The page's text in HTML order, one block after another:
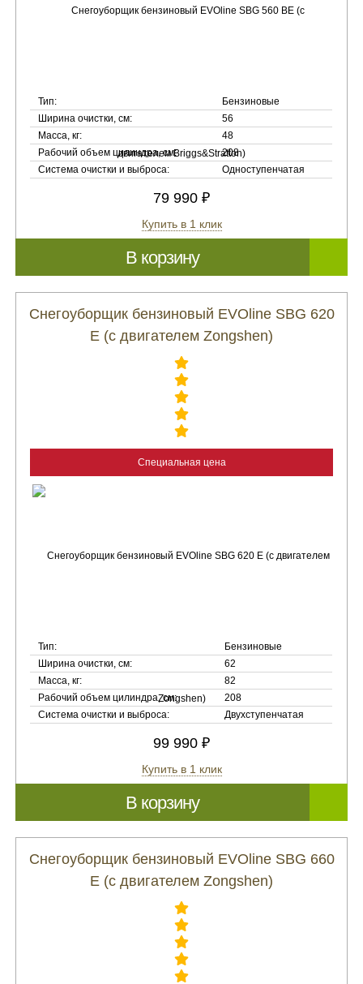
Тип:
Бензиновые
Ширина очистки, см:
56
Масса, кг:
48
Рабочий объем цилиндра, см:
208
Система очистки и выброса:
Одноступенчатая
79 990 ₽
Купить в 1 клик
В корзину
Снегоуборщик бензиновый EVOline SBG 620
E (с двигателем Zongshen)
Специальная цена
Тип:
Бензиновые
Ширина очистки, см:
62
Масса, кг:
82
Рабочий объем цилиндра, см:
208
Система очистки и выброса:
Двухступенчатая
99 990 ₽
Купить в 1 клик
В корзину
Снегоуборщик бензиновый EVOline SBG 660
E (с двигателем Zongshen)